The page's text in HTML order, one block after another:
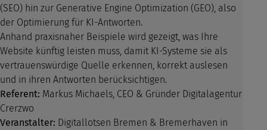
(SEO) hin zur Generative Engine Optimization (GEO), also
der Optimierung für KI-Antworten.
Anhand praxisnaher Beispiele wird gezeigt, was Ihre
Website künftig leisten muss, damit KI-Systeme sie als
vertrauenswürdige Quelle erkennen, korrekt auslesen
und in ihren Antworten berücksichtigen.
Referent: Markus Michaels, CEO & Gründer Digitalagentur
Crerzwo
Veranstalter: Digitallotsen Bremen & Bremerhaven in